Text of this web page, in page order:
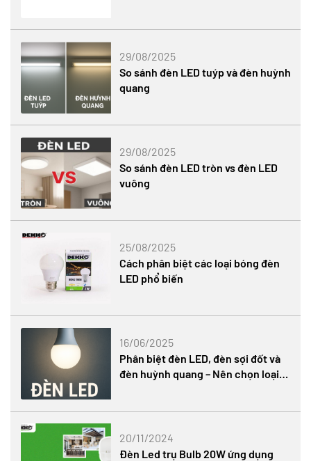
29/08/2025
So sánh đèn LED tuýp và đèn huỳnh
quang
29/08/2025
So sánh đèn LED tròn vs đèn LED
vuông
25/08/2025
Cách phân biệt các loại bóng đèn
LED phổ biến
16/06/2025
Phân biệt đèn LED, đèn sợi đốt và
đèn huỳnh quang – Nên chọn loại
20/11/2024
Đèn Led trụ Bulb 20W ứng dụng